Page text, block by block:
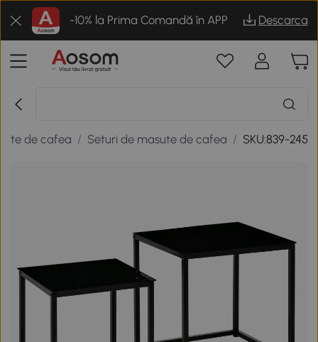
-10% la Prima Comandă în APP Descarca
de cafea / Seturi de masute de cafea / SKU:839-245